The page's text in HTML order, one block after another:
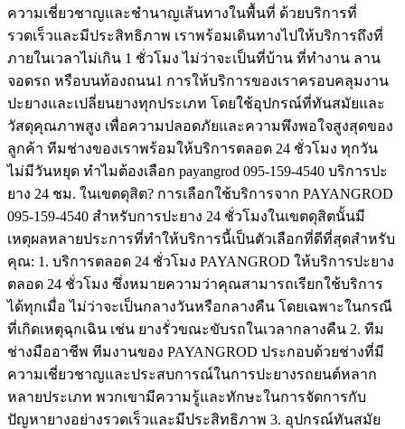
ความเชี่ยวชาญและชำนาญเส้นทางในพื้นที่ ด้วยบริการที่
รวดเร็วและมีประสิทธิภาพ เราพร้อมเดินทางไปให้บริการถึงที่
ภายในเวลาไม่เกิน 1 ชั่วโมง ไม่ว่าจะเป็นที่บ้าน ที่ทำงาน ลาน
จอดรถ หรือบนท้องถนน1 การให้บริการของเราครอบคลุมงาน
ปะยางและเปลี่ยนยางทุกประเภท โดยใช้อุปกรณ์ที่ทันสมัยและ
วัสดุคุณภาพสูง เพื่อความปลอดภัยและความพึงพอใจสูงสุดของ
ลูกค้า ทีมช่างของเราพร้อมให้บริการตลอด 24 ชั่วโมง ทุกวัน
ไม่มีวันหยุด ทำไมต้องเลือก payangrod 095-159-4540 บริการปะ
ยาง 24 ชม. ในเขตดุสิต? การเลือกใช้บริการจาก PAYANGROD
095-159-4540 สำหรับการปะยาง 24 ชั่วโมงในเขตดุสิตนั้นมี
เหตุผลหลายประการที่ทำให้บริการนี้เป็นตัวเลือกที่ดีที่สุดสำหรับ
คุณ: 1. บริการตลอด 24 ชั่วโมง PAYANGROD ให้บริการปะยาง
ตลอด 24 ชั่วโมง ซึ่งหมายความว่าคุณสามารถเรียกใช้บริการ
ได้ทุกเมื่อ ไม่ว่าจะเป็นกลางวันหรือกลางคืน โดยเฉพาะในกรณี
ที่เกิดเหตุฉุกเฉิน เช่น ยางรั่วขณะขับรถในเวลากลางคืน 2. ทีม
ช่างมืออาชีพ ทีมงานของ PAYANGROD ประกอบด้วยช่างที่มี
ความเชี่ยวชาญและประสบการณ์ในการปะยางรถยนต์หลาก
หลายประเภท พวกเขามีความรู้และทักษะในการจัดการกับ
ปัญหายางอย่างรวดเร็วและมีประสิทธิภาพ 3. อุปกรณ์ทันสมัย